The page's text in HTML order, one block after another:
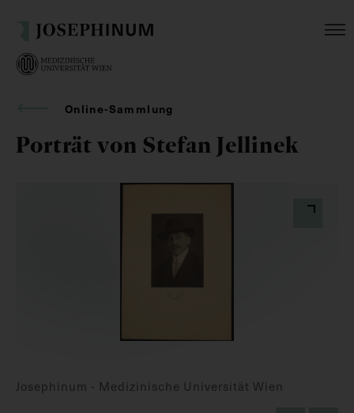
Online-Sammlung
Porträt von Stefan Jellinek
Josephinum - Medizinische Universität Wien